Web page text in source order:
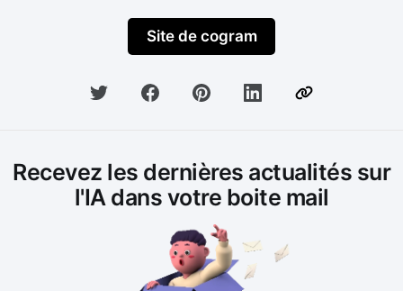
Site de cogram
Recevez les dernières actualités sur
l'IA dans votre boite mail